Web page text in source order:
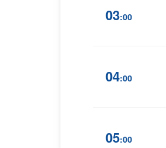
03:00
04:00
05:00